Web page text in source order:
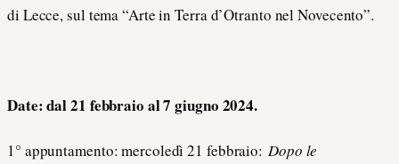
di Lecce, sul tema “Arte in Terra d’Otranto nel Novecento”.
Date: dal 21 febbraio al 7 giugno 2024.
1° appuntamento: mercoledì 21 febbraio: Dopo le